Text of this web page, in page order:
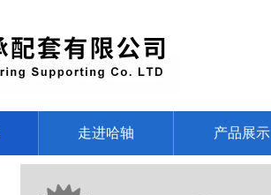
走进哈轴 产品展示